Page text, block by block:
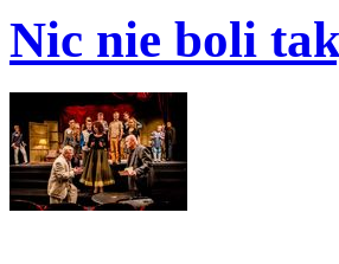
Nic nie boli